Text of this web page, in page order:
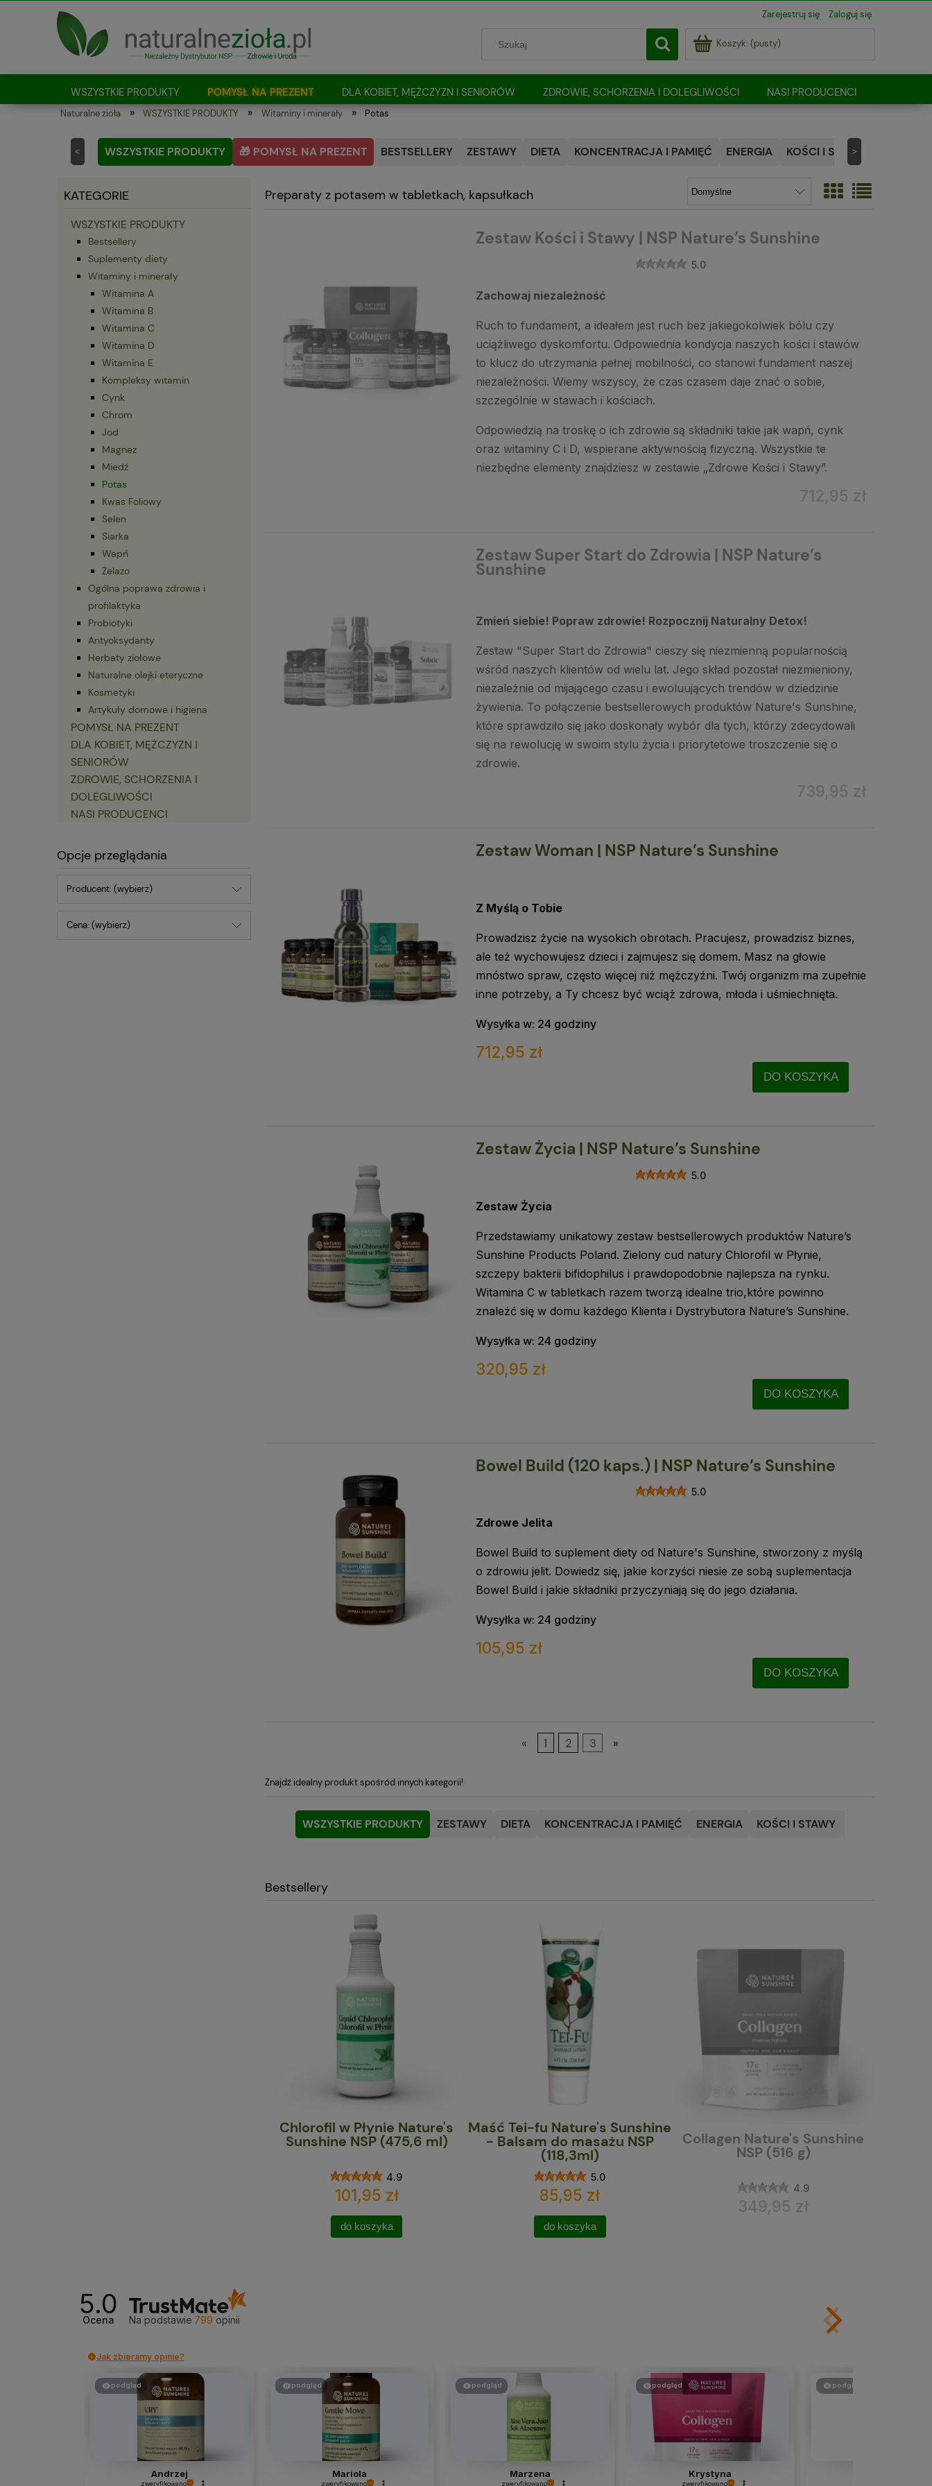
Zarejestruj się Zaloguj się
Koszyk: (pusty)
WSZYSTKIE PRODUKTY POMYSŁ NA PREZENT DLA KOBIET, MĘŻCZYZN I SENIORÓW ZDROWIE, SCHORZENIA I DOLEGLIWOŚCI
NASI PRODUCENCI
Jak kupować?
Naturalne zioła » WSZYSTKIE PRODUKTY » Witaminy i minerały » Potas
WSZYSTKIE PRODUKTY 🎁 POMYSŁ NA PREZENT BESTSELLERY ZESTAWY DIETA KONCENTRACJA I PAMIĘĆ ENERGIA KOŚCI I STAWY
< >
KATEGORIE
WSZYSTKIE PRODUKTY
Bestsellery
Suplementy diety
Witaminy i minerały
Witamina A
Witamina B
Witamina C
Witamina D
Witamina E
Kompleksy witamin
Cynk
Chrom
Jod
Magnez
Miedź
Potas
Kwas Foliowy
Selen
Siarka
Wapń
Żelazo
Ogólna poprawa zdrowia i
profilaktyka
Probiotyki
Antyoksydanty
Herbaty ziołowe
Naturalne olejki eteryczne
Kosmetyki
Artykuły domowe i higiena
POMYSŁ NA PREZENT
DLA KOBIET, MĘŻCZYZN I
SENIORÓW
ZDROWIE, SCHORZENIA I
DOLEGLIWOŚCI
NASI PRODUCENCI
Opcje przeglądania
Producent: (wybierz)
Cena: (wybierz)
Preparaty z potasem w tabletkach, kapsułkach
Zestaw Kości i Stawy | NSP Nature’s Sunshine
5.0
Zachowaj niezależność
Ruch to fundament, a ideałem jest ruch bez jakiegokolwiek bólu czy
uciążliwego dyskomfortu. Odpowiednia kondycja naszych kości i stawów
to klucz do utrzymania pełnej mobilności, co stanowi fundament naszej
niezależności. Wiemy wszyscy, że czas czasem daje znać o sobie,
szczególnie w stawach i kościach.
Odpowiedzią na troskę o ich zdrowie są składniki takie jak wapń, cynk
oraz witaminy C i D, wspierane aktywnością fizyczną. Wszystkie te
niezbędne elementy znajdziesz w zestawie „Zdrowe Kości i Stawy”.
712,95 zł
Zestaw Super Start do Zdrowia | NSP Nature’s
Sunshine
Zmień siebie! Popraw zdrowie! Rozpocznij Naturalny Detox!
Zestaw "Super Start do Zdrowia" cieszy się niezmienną popularnością
wśród naszych klientów od wielu lat. Jego skład pozostał niezmieniony,
niezależnie od mijającego czasu i ewoluujących trendów w dziedzinie
żywienia. To połączenie bestsellerowych produktów Nature's Sunshine,
które sprawdziło się jako doskonały wybór dla tych, którzy zdecydowali
się na rewolucję w swoim stylu życia i priorytetowe troszczenie się o
zdrowie.
739,95 zł
Zestaw Woman | NSP Nature’s Sunshine
Z Myślą o Tobie
Prowadzisz życie na wysokich obrotach. Pracujesz, prowadzisz biznes,
ale też wychowujesz dzieci i zajmujesz się domem. Masz na głowie
mnóstwo spraw, często więcej niż mężczyźni. Twój organizm ma zupełnie
inne potrzeby, a Ty chcesz być wciąż zdrowa, młoda i uśmiechnięta.
Wysyłka w: 24 godziny
712,95 zł
DO KOSZYKA
Zestaw Życia | NSP Nature’s Sunshine
5.0
Zestaw Życia
Przedstawiamy unikatowy zestaw bestsellerowych produktów Nature’s
Sunshine Products Poland. Zielony cud natury Chlorofil w Płynie,
szczepy bakterii bifidophilus i prawdopodobnie najlepsza na rynku.
Witamina C w tabletkach razem tworzą idealne trio,które powinno
znaleźć się w domu każdego Klienta i Dystrybutora Nature’s Sunshine.
Wysyłka w: 24 godziny
320,95 zł
DO KOSZYKA
Bowel Build (120 kaps.) | NSP Nature’s Sunshine
5.0
Zdrowe Jelita
Bowel Build to suplement diety od Nature's Sunshine, stworzony z myślą
o zdrowiu jelit. Dowiedz się, jakie korzyści niesie ze sobą suplementacja
Bowel Build i jakie składniki przyczyniają się do jego działania.
Wysyłka w: 24 godziny
105,95 zł
DO KOSZYKA
« 1 2 3 »
Znajdź idealny produkt spośród innych kategorii!
WSZYSTKIE PRODUKTY ZESTAWY DIETA KONCENTRACJA I PAMIĘĆ ENERGIA KOŚCI I STAWY
Bestsellery
Chlorofil w Płynie Nature's
Sunshine NSP (475,6 ml)
4.9
101,95 zł
do koszyka
Maść Tei-fu Nature's Sunshine
- Balsam do masażu NSP
(118,3ml)
5.0
85,95 zł
do koszyka
Collagen Nature's Sunshine
NSP (516 g)
4.9
349,95 zł
5.0
Ocena Na podstawie 799 opinii
Jak zbieramy opinie?
podgląd
Andrzej
zweryfikowano
podgląd
Mariola
zweryfikowano
podgląd
Marzena
zweryfikowano
podgląd
Krystyna
zweryfikowano
podgląd